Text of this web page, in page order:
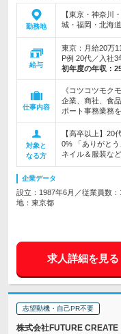
勤務地
【東京・神奈川
城・福岡・北海
給与
東京：月給20万
P例 20代／入社
初年度の年収：
仕事内容
《コツコツモク
企業、商社、食
ポート事務業務
対象と
なる方
【高卒以上】20
0% 「ありがと
ネイル＆服装な
企業データ
設立：1987年6月／従業員数
地：東京都
求人詳細を見る
志望動機・自己PR不要
株式会社FUTURE